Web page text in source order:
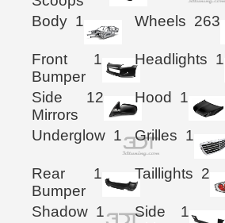
Body 1 Wheels 263
Front
Bumper
1 Headlights 1
Side
Mirrors
12 Hood 1
Underglow 1 Grilles 1
Rear
Bumper
1 Taillights 2
Shadow 1
Side
1